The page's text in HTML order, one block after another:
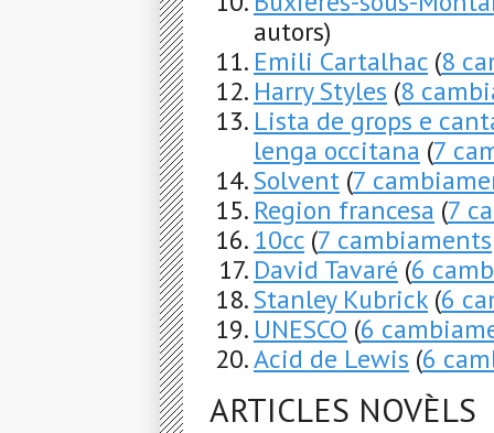
autors)
Emili Cartalhac (8
Harry Styles (8
Lista de grops e
lenga occitana (7
Solvent (7
Region francesa (7
10cc (7 cambiaments
David Tavaré (6
Stanley Kubrick (6
UNESCO (6
Acid de Lewis (6
ARTICLES NOVÈLS